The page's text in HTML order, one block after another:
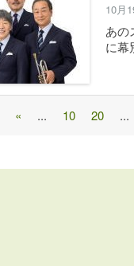
10月
あの
に幕
« ... 10 20 ...